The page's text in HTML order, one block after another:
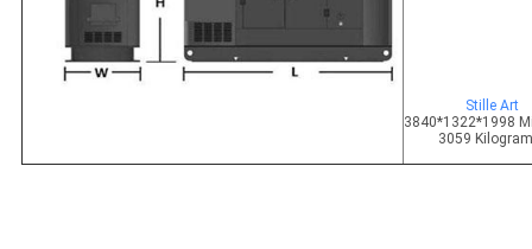
Stille Art
3840*1322*1998
3059